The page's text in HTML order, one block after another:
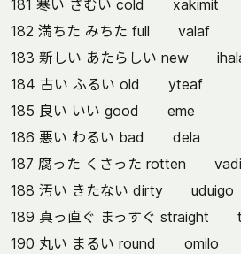
181 寒い さむい cold xakimit
182 満ちた みちた full valaf
183 新しい あたらしい new
184 古い ふるい old yteaf
185 良い いい good eme
186 悪い わるい bad dela
187 腐った くさった rotten
188 汚い きたない dirty uduigo
189 真っ直ぐ まっすぐ straight
190 丸い まるい round omilo